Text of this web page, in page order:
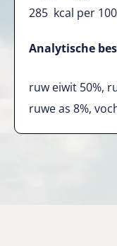
285 kcal per
Analytische
ruw eiwit 50%,
ruwe as 8%,